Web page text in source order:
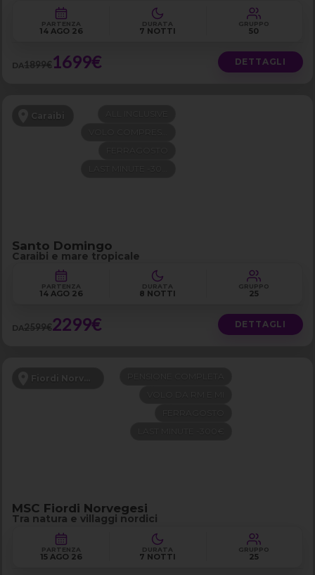
PARTENZA
14 AGO 26
DURATA
7 NOTTI
GRUPPO
50
DA1899€1699€ DETTAGLI
Caraibi
Santo Domingo
Caraibi e mare tropicale
PARTENZA
14 AGO 26
DURATA
8 NOTTI
GRUPPO
25
DA2599€2299€ DETTAGLI
Fiordi Norvegesi
MSC Fiordi Norvegesi
Tra natura e villaggi nordici
PARTENZA
15 AGO 26
DURATA
7 NOTTI
GRUPPO
25